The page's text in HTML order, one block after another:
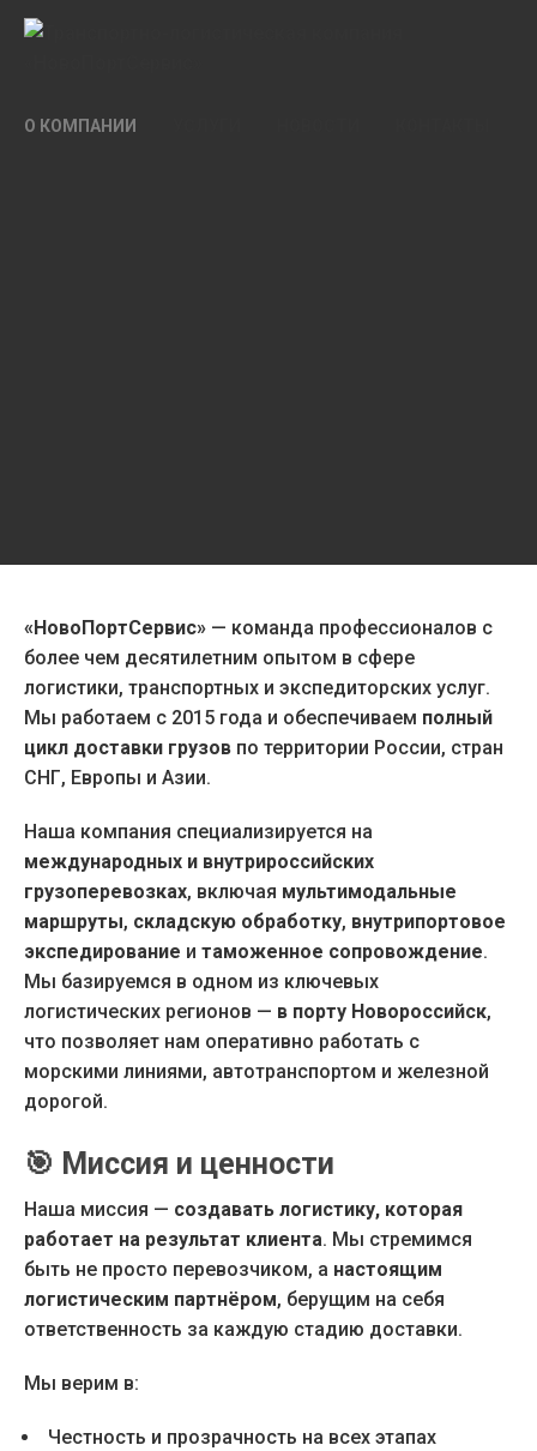
О КОМПАНИИ
«НовоПортСервис» — команда профессионалов с
более чем десятилетним опытом в сфере
логистики, транспортных и экспедиторских услуг.
Мы работаем с 2015 года и обеспечиваем полный
цикл доставки грузов по территории России, стран
СНГ, Европы и Азии.
Наша компания специализируется на
международных и внутрироссийских
грузоперевозках, включая мультимодальные
маршруты, складскую обработку, внутрипортовое
экспедирование и таможенное сопровождение.
Мы базируемся в одном из ключевых
логистических регионов — в порту Новороссийск,
что позволяет нам оперативно работать с
морскими линиями, автотранспортом и железной
дорогой.
🎯 Миссия и ценности
Наша миссия — создавать логистику, которая
работает на результат клиента. Мы стремимся
быть не просто перевозчиком, а настоящим
логистическим партнёром, берущим на себя
ответственность за каждую стадию доставки.
Мы верим в:
Честность и прозрачность на всех этапах